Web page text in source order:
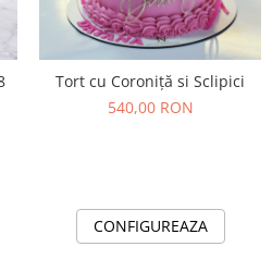
Tort cu Coroniță si Sclipici
540,00 RON
CONFIGUREAZA